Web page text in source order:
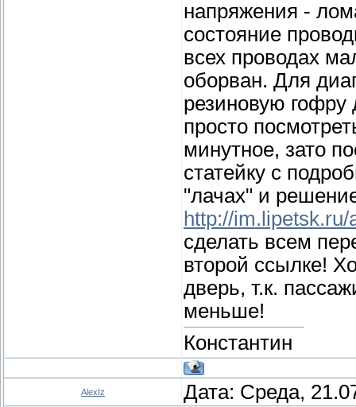
напряжения -
состояние
всех проводах
оборван. Для
резиновую гофру
просто
минутное, зато
статейку с
"лачах" и
http://im.lipetsk.ru/
сделать всем
второй ссылке!
дверь, т.к.
меньше!
Константин
AlexIz Дата: Среда,